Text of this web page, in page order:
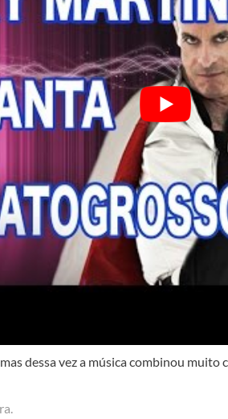
dessa vez a música combinou muito